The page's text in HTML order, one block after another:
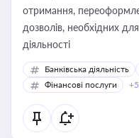
отримання,
дозволів, необхідних
діяльності
Банківська діяльність
Фінансові послуги
+5